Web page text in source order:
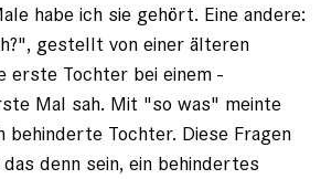
habe ich sie gehört. Eine andere:
­gestellt von einer älteren
erste Tochter bei einem
Mal sah. Mit "so was" meinte
behinderte Tochter. Diese Fragen
denn sein, ­ein behindertes